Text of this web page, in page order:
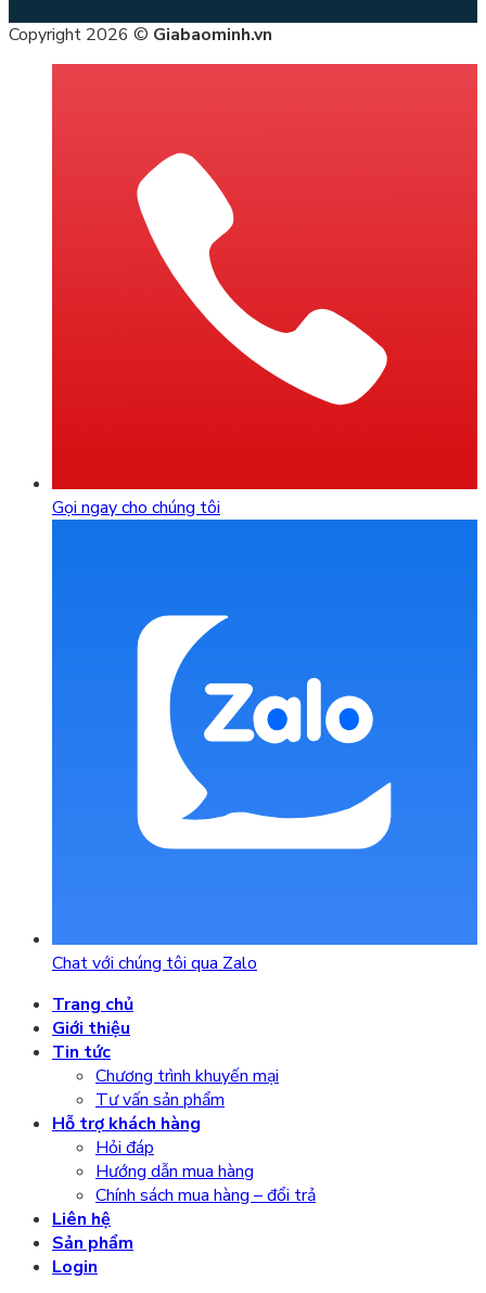
Copyright 2026 © Giabaominh.vn
Gọi ngay cho chúng tôi
Chat với chúng tôi qua Zalo
Trang chủ
Giới thiệu
Tin tức
Chương trình khuyến mại
Tư vấn sản phẩm
Hỗ trợ khách hàng
Hỏi đáp
Hướng dẫn mua hàng
Chính sách mua hàng – đổi trả
Liên hệ
Sản phẩm
Login